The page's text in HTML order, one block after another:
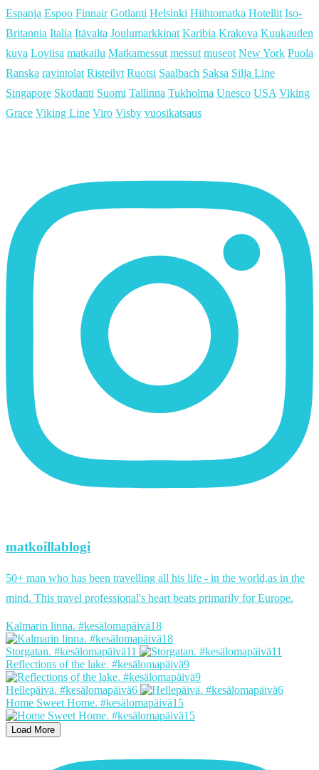
Espanja Espoo Finnair Gotlanti Helsinki Hiihtomatka Hotellit Iso-
Britannia Italia Itävalta Joulumarkkinat Karibia Krakova Kuukauden
kuva Loviisa matkailu Matkamessut messut museot New York Puola
Ranska ravintolat Risteilyt Ruotsi Saalbach Saksa Silja Line
Singapore Skotlanti Suomi Tallinna Tukholma Unesco USA Viking
Grace Viking Line Viro Visby vuosikatsaus
matkoillablogi
50+ man who has been travelling all his life - in the world,as in the
mind. This travel professional's heart beats primarily for Europe.
Kalmarin linna. #kesälomapäivä18
Storgatan. #kesälomapäivä11
Reflections of the lake. #kesälomapäivä9
Hellepäivä. #kesälomapäivä6
Home Sweet Home. #kesälomapäivä15
Load More